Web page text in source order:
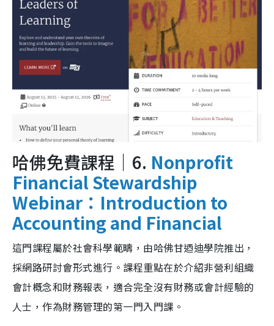
哈佛免費課程｜6. Nonprofit
Financial Stewardship
Webinar：Introduction to
Accounting and Financial
這門課程屬於社會科學範疇，由哈佛甘迺迪學院推出，
採網路研討會形式進行。課程重點在於介紹非營利組織
會計概念和財務報表，適合完全沒有財務或會計經驗的
人士，作為財務管理的第一門入門課。